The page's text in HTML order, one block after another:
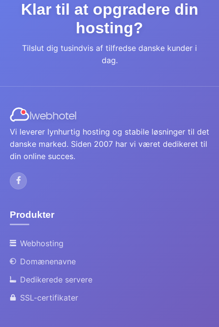
Klar til at opgradere din
hosting?
Tilslut dig tusindvis af tilfredse danske kunder i
dag.
Iwebhotel
Vi leverer lynhurtig hosting og stabile løsninger til det
danske marked. Siden 2007 har vi været dedikeret til
din online succes.
Produkter
Webhosting
Domænenavne
Dedikerede servere
SSL-certifikater